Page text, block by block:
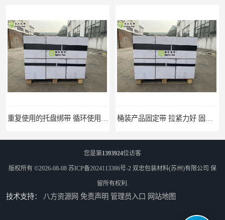
桶装产品固定带 拉紧力好 固永包材 托盘运输网兜 固永包材
您是第1393924位访客
版权所有 ©2026-08-08 苏ICP备2024113386号-2 双忠包装材料(苏州)有限公司 保
留所有权利.
技术支持： 八方资源网 免责声明 管理员入口 网站地图